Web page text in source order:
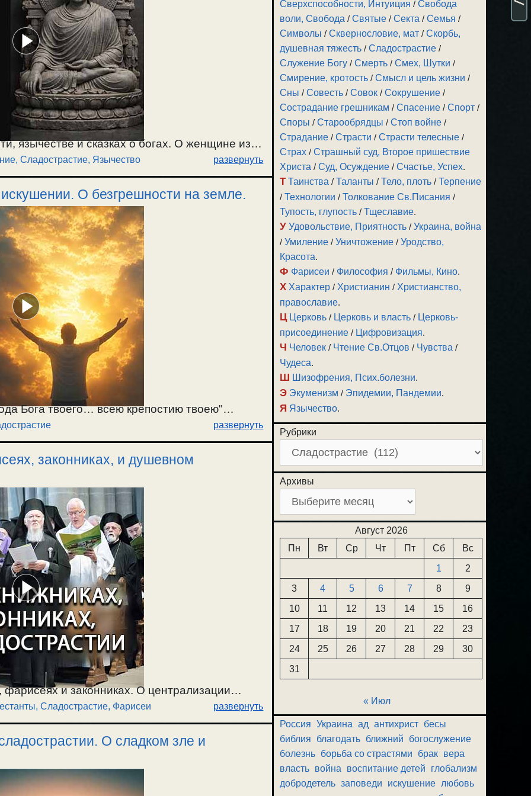
язычестве и сказках о богах. О женщине из
любви. О душевном сладострастии, чувстве
, Сладострастие, Язычество развернуть
О безгрешности на земле.
Бога твоего… всею крепостию твоею"
любви и сладострастии. Правильно
не вменять себе. Святые становились ли
безгрешности на земле. Об отсечении
развернуть
законниках, и душевном
и законниках. О централизации
сладострастия, объединяющем всех, и
, Сладострастие, Фарисеи развернуть
О сладком зле и
Сверхспособности, Интуиция /Свобода
воли, Свобода /Святые /Секта /Семья /
Символы /Сквернословие, мат /Скорбь,
душевная тяжесть /Сладострастие /
Служение Богу /Смерть /Смех, Шутки /
Смирение, кротость /Смысл и цель жизни /
Сны /Совесть /Совок /Сокрушение /
Сострадание грешникам /Спасение /Спорт /
Споры /Старообрядцы /Стоп войне /
Страдание /Страсти /Страсти телесные /
Страх /Страшный суд, Второе пришествие
Христа /Суд, Осуждение /Счастье, Успех.
Т Таинства /Таланты /Тело, плоть /Терпение
/Технологии /Толкование Св.Писания /
Тупость, глупость /Тщеславие.
У Удовольствие, Приятность /Украина, война
/Умиление /Уничтожение /Уродство,
Красота.
Ф Фарисеи / Философия / Фильмы, Кино.
Х Характер / Христианин / Христианство,
православие.
Ц Церковь / Церковь и власть / Церковь-
присоединение / Цифровизация.
Ч Человек / Чтение Св.Отцов / Чувства /
Чудеса.
Ш Шизофрения, Псих.болезни.
Э Экуменизм / Эпидемии, Пандемии.
Я Язычество.
Рубрики
Архивы
Август 2026
Пн
Вт Ср Чт Пт Сб
Вс
1
2
3
4 5 6 7 8
9
10
11 12 13 14 15
16
17
18 19 20 21 22
23
24
25 26 27 28 29
30
31
« Июл
Россия Украина ад антихрист бесы
библия
благодать ближний
богослужение
болезнь борьба со страстями брак вера
власть война воспитание детей
глобализм
добродетель заповеди искушение любовь